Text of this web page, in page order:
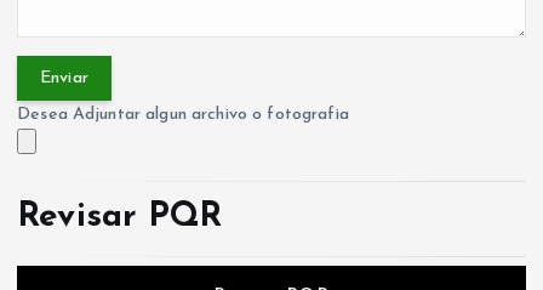
Desea Adjuntar algun archivo o fotografia
Revisar PQR